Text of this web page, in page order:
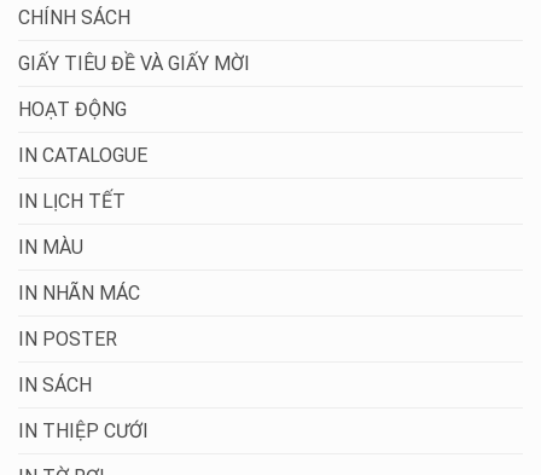
CHÍNH SÁCH
GIẤY TIÊU ĐỀ VÀ GIẤY MỜI
HOẠT ĐỘNG
IN CATALOGUE
IN LỊCH TẾT
IN MÀU
IN NHÃN MÁC
IN POSTER
IN SÁCH
IN THIỆP CƯỚI